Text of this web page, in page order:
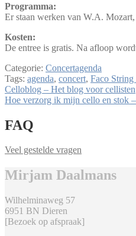
Programma:
Er staan werken van W.A.
Kosten:
De entree is gratis. Na afloop
Categorie: Concertagenda
Tags: agenda, concert, Faco String
Bericht
navigatie
Vorig
bericht:
Celloblog – Het blog voor cellisten
Volgend
Hoe verzorg ik mijn cello en stok
FAQ
Veel gestelde vragen
Mirjam Daalmans
Wilhelminaweg 57
6951 BN Dieren
[Bezoek op afspraak]